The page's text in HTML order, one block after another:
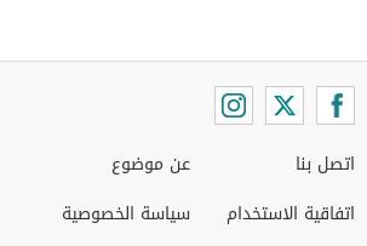
اتصل بنا
اتفاقية الاستخدام
عن موضوع
سياسة الخصوصية